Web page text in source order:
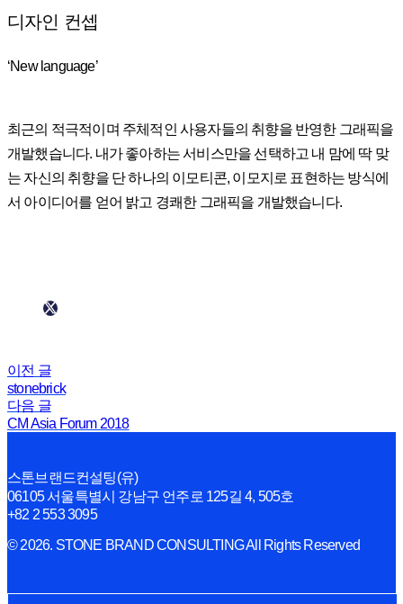
디자인 컨셉
‘New language’
최근의 적극적이며 주체적인 사용자들의 취향을 반영한 그래픽을
개발했습니다. 내가 좋아하는 서비스만을 선택하고 내 맘에 딱 맞
는 자신의 취향을 단 하나의 이모티콘, 이모지로 표현하는 방식에
서 아이디어를 얻어 밝고 경쾌한 그래픽을 개발했습니다.
이전 글
stonebrick
다음 글
CM Asia Forum 2018
스톤브랜드컨설팅(유)
06105 서울특별시 강남구 언주로 125길 4, 505호
+82 2 553 3095
© 2026. STONE BRAND CONSULTING All Rights Reserved